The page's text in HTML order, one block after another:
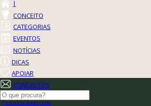
|
CONCEITO
CATEGORIAS
EVENTOS
NOTÍCIAS
DICAS
APOIAR
CONTACTOS
Pesquisa Avançada